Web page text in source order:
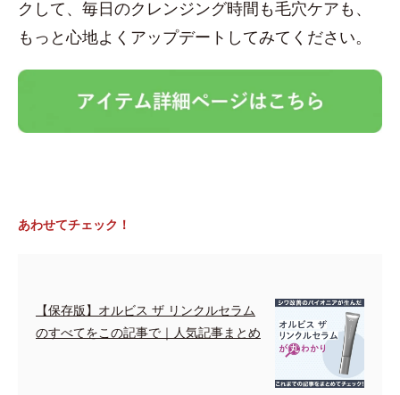
クして、毎日のクレンジング時間も毛穴ケアも、
もっと心地よくアップデートしてみてください。
あわせてチェック！
【保存版】オルビス ザ リンクルセラム
のすべてをこの記事で｜人気記事まとめ